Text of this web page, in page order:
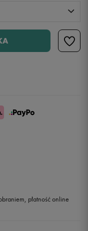
płatność online